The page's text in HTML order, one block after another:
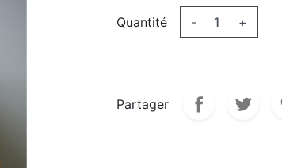
Quantité - +
Partager